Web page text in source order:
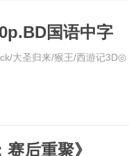
国语中字
大圣归来/猴王/西游记3D◎
后重聚》